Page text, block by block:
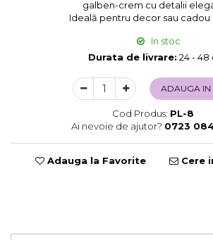
Sweet Wonderland
Coronite & Ghirlande
Aromaterapie Craciun
Felicitari, Cutii si Pungi de Cadou
galben-crem cu detalii
Ideală pentru decor sau cadou
In stoc
Durata de livrare: 24 - 48
ADAUGA IN
Cod Produs: PL-8
Ai nevoie de ajutor? 0723
Adauga la Favorite Cere